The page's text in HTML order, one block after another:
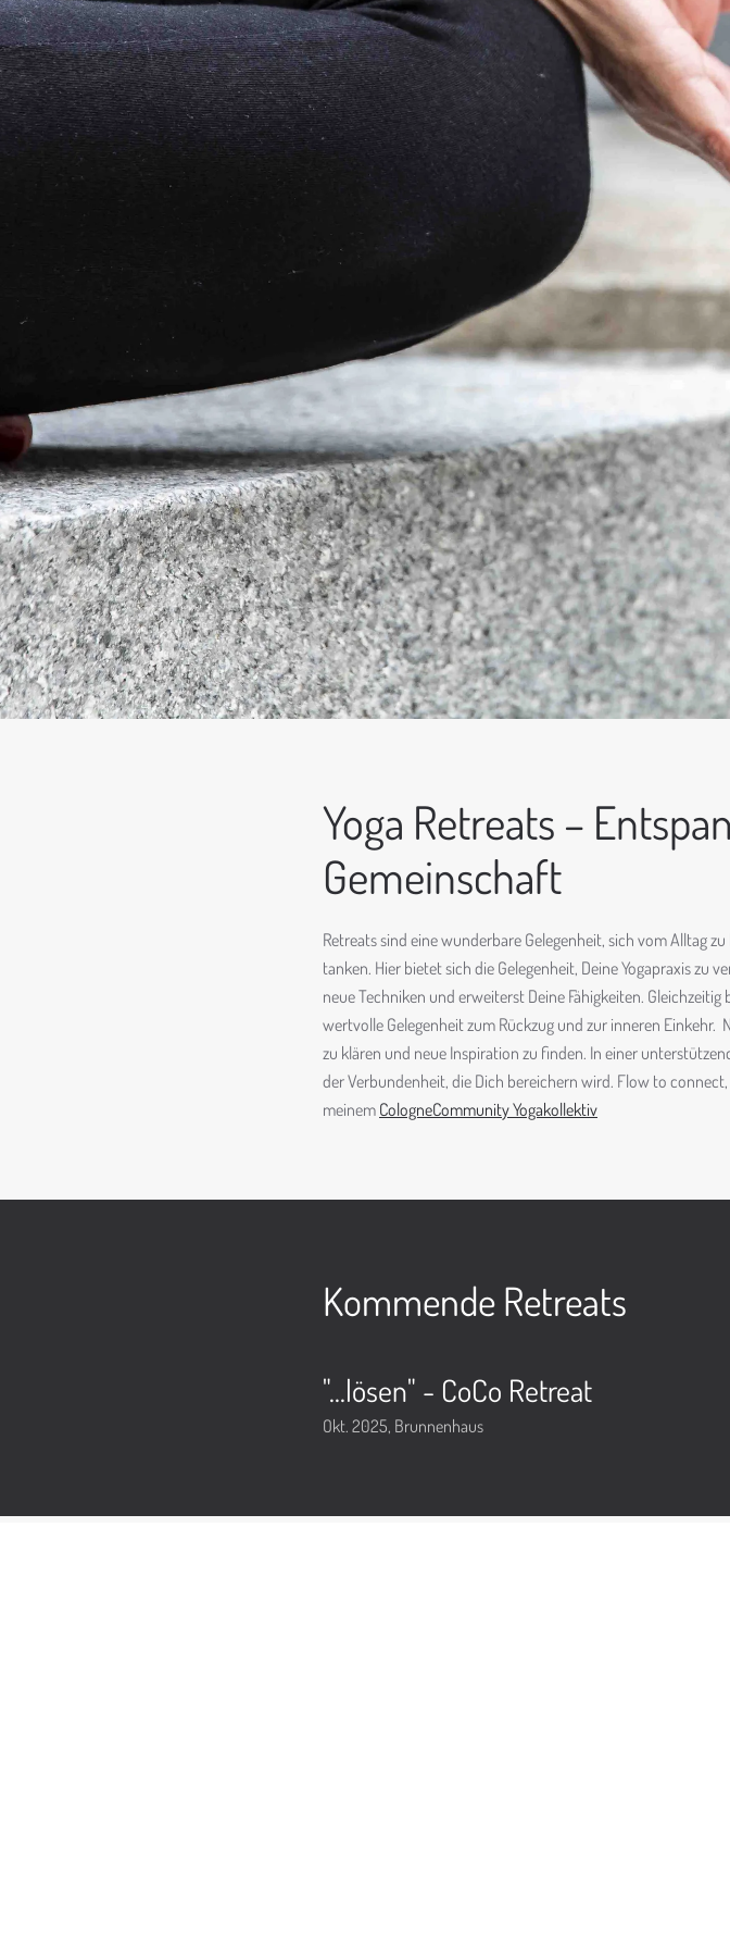
Yoga Retreats –
Gemeinschaft
Retreats sind eine wunderbare Gelegenheit, sich vom Alltag
tanken. Hier bietet sich die Gelegenheit, Deine Yogapraxis zu
neue Techniken und erweiterst Deine Fähigkeiten.
wertvolle Gelegenheit zum Rückzug und zur inneren Einkehr.
zu klären und neue Inspiration zu finden. In einer
der Verbundenheit, die Dich bereichern wird. Flow to
meinem CologneCommunity Yogakollektiv
Kommende Retreats
"...lösen" - CoCo Retreat
Okt. 2025, Brunnenhaus